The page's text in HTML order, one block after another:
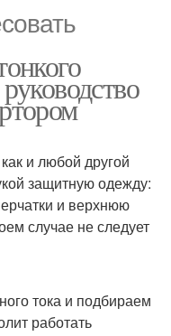
и любой другой
защитную одежду:
и верхнюю
случае не следует
тока и подбираем
работать